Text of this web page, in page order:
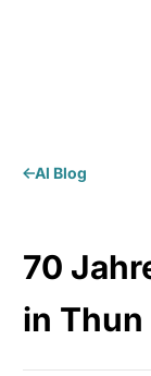
Al Blog
70
in Thun